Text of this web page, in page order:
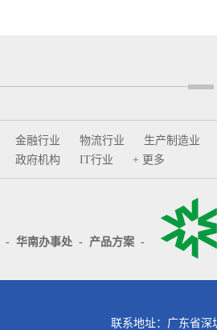
金融行业 物流行业
生产制造业
政府机构 IT行业 + 更多
- 华南办事处 - 产品方案 -
联系地址：广东省深